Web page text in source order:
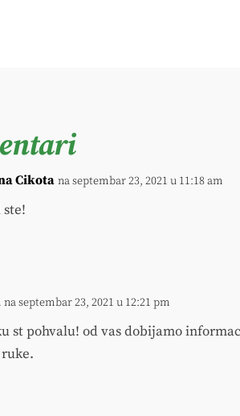
Cikota na septembar 23, 2021 u 11:18 am
na septembar 23, 2021 u 12:21 pm
st pohvalu! od vas dobijamo